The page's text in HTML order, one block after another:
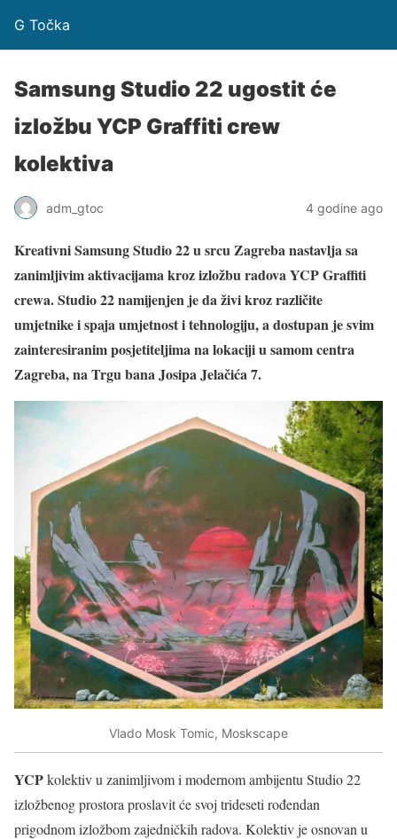
G Točka
Samsung Studio 22 ugostit će
izložbu YCP Graffiti crew
kolektiva
adm_gtoc 4 godine ago
Kreativni Samsung Studio 22 u srcu Zagreba nastavlja sa
zanimljivim aktivacijama kroz izložbu radova YCP Graffiti
crewa.Studio 22 namijenjen je da živi kroz različite
umjetnike i spaja umjetnost i tehnologiju, a dostupan je svim
zainteresiranim posjetiteljima na lokaciji u samom centra
Zagreba, na Trgu bana Josipa Jelačića 7.
Vlado Mosk Tomic, Moskscape
YCPkolektiv u zanimljivom i modernom ambijentu Studio 22
izložbenog prostora proslavit će svoj trideseti rođendan
prigodnom izložbom zajedničkih radova. Kolektiv je osnovan u